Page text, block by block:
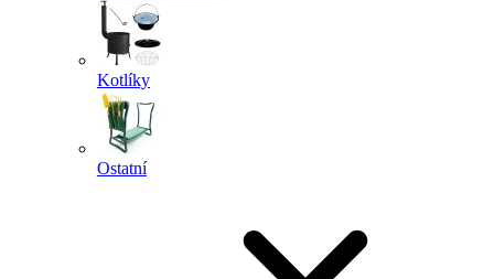
Kotlíky
Ostatní